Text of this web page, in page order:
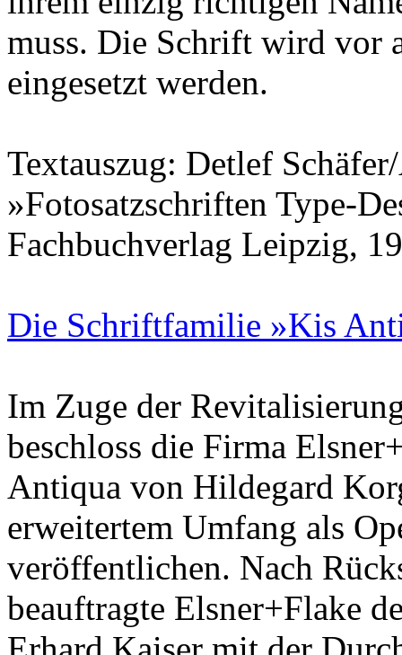
muss. Die Schrift wird vor
eingesetzt werden.
Textauszug: Detlef
»Fotosatzschriften Type-
Fachbuchverlag Leipzig,
Die Schriftfamilie »Kis
Im Zuge der
beschloss die Firma
Antiqua von Hildegard
erweitertem Umfang als
veröffentlichen. Nach
beauftragte Elsner+Flake